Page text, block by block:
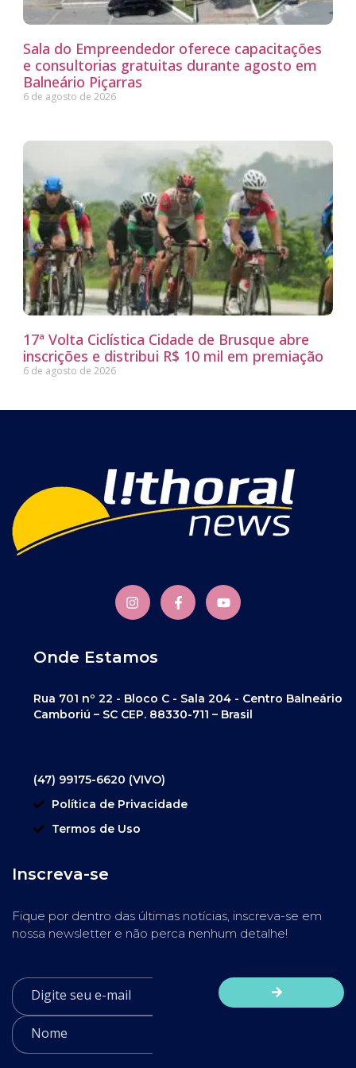
Sala do Empreendedor oferece capacitações
e consultorias gratuitas durante agosto em
Balneário Piçarras
6 de agosto de 2026
17ª Volta Ciclística Cidade de Brusque abre
inscrições e distribui R$ 10 mil em premiação
6 de agosto de 2026
Onde Estamos
Rua 701 nº 22 - Bloco C - Sala 204 - Centro Balneário
Camboriú – SC CEP. 88330-711 – Brasil
(47) 99175-6620 (VIVO)
Política de Privacidade
Termos de Uso
Inscreva-se
Fique por dentro das últimas notícias, inscreva-se em
nossa newsletter e não perca nenhum detalhe!